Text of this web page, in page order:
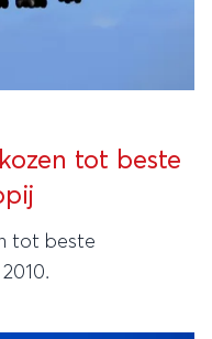
tot beste
tot beste